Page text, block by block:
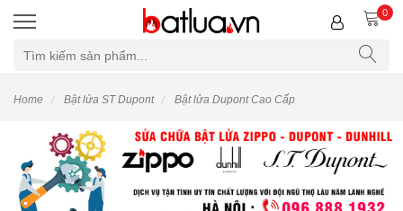
0
Home Bật lửa ST Dupont Bật lửa Dupont Cao Cấp